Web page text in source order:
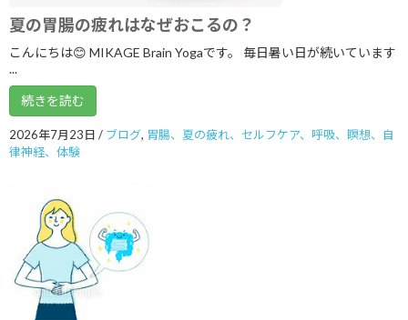
2022年8月
2022年5月
2022年2月
2022年1月
2021年12月
2021年9月
夏の胃腸の疲れはなぜおこるの？
こんにちは😊 MIKAGE Brain Yogaです。 毎日暑い日が続いています
...
続きを読む
2026年7月23日 / ブログ, 胃腸、夏の疲れ、セルフケア、呼吸、瞑想、自
律神経、体験